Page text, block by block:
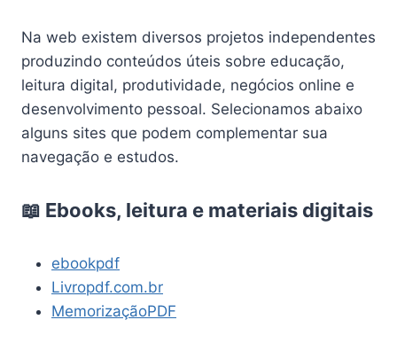
Na web existem diversos projetos independentes
produzindo conteúdos úteis sobre educação,
leitura digital, produtividade, negócios online e
desenvolvimento pessoal. Selecionamos abaixo
alguns sites que podem complementar sua
navegação e estudos.
📖 Ebooks, leitura e materiais digitais
ebookpdf
Livropdf.com.br
MemorizaçãoPDF